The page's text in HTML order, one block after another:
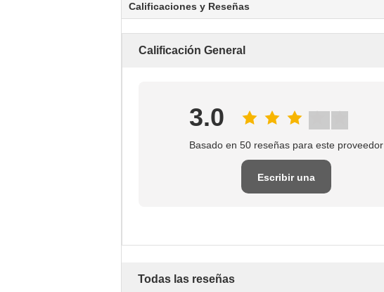
Calificaciones y Reseñas
Calificación General
3.0
Basado en 50 reseñas para este proveedor
Escribir una
Todas las reseñas